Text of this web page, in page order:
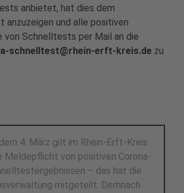
anbietet, hat dies dem
anzuzeigen und alle positiven
von Schnelltests per Mail an die
schnelltest@rhein-erft-kreis.de zu
4. März gilt im Rhein-Erft-Kreis
Meldepflicht von positiven Corona-
– das hat die
mitgeteilt. Demnach